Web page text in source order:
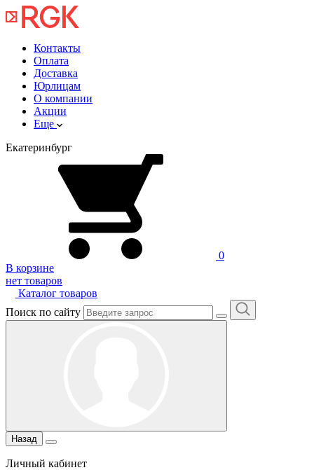
Контакты
Оплата
Доставка
Юрлицам
О компании
Акции
Еще
Екатеринбург
0
В корзине
нет товаров
Каталог товаров
Поиск по сайту
Назад
Личный кабинет